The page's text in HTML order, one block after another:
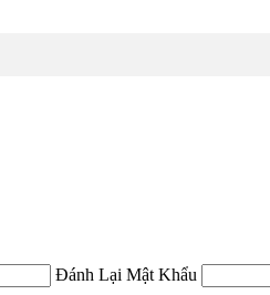
Đánh Lại Mật Khẩu